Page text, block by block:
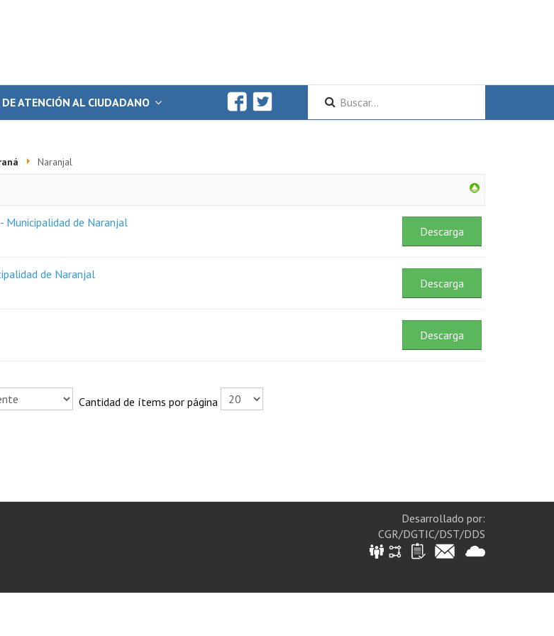
DE ATENCIÓN AL CIUDADANO
Naranjal
Municipalidad de Naranjal
Descarga
de Naranjal
Descarga
Descarga
Cantidad de ítems por página
Desarrollado por:
CGR/DGTIC/DST/DDS